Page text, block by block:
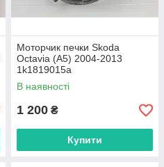
Моторчик печки Skoda
Octavia (A5) 2004-2013
1k1819015a
В наявності
1 200 ₴
Купити